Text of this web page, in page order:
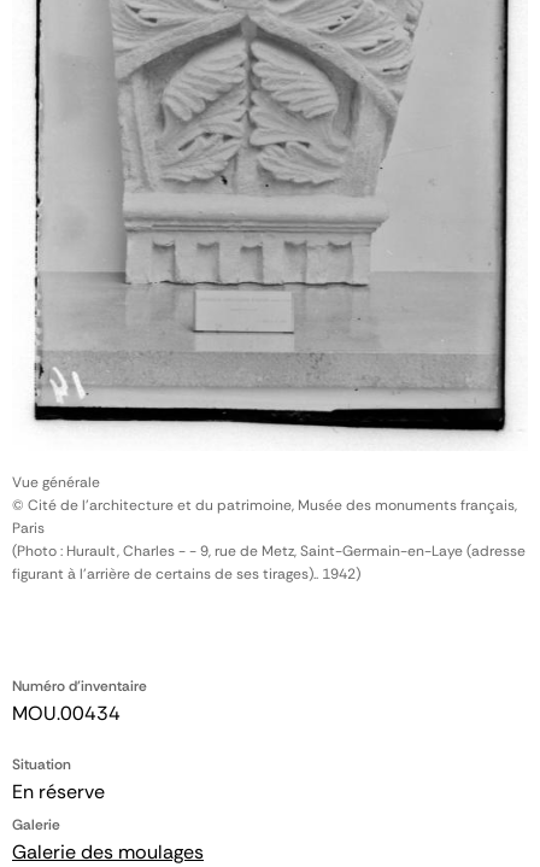
Numéro d'inventaire
MOU.00434
Situation
En réserve
Galerie
Galerie des moulages
Vue générale
© Cité de l'architecture et du patrimoine, Musée des monuments français,
Paris
(Photo : Hurault, Charles - - 9, rue de Metz, Saint-Germain-en-Laye (adresse
figurant à l'arrière de certains de ses tirages).. 1942)